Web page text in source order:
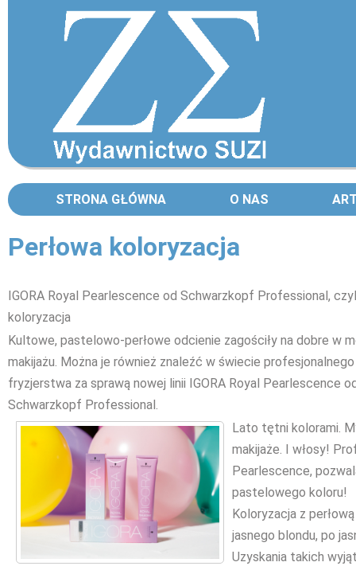
STRONA GŁÓWNA O NAS
Perłowa koloryzacja
IGORA Royal Pearlescence od Schwarzkopf Professional,
koloryzacja
Kultowe, pastelowo-perłowe odcienie zagościły na dobre w
makijażu. Można je również znaleźć w świecie profesjonalnego
fryzjerstwa za sprawą nowej linii IGORA Royal Pearlescence
Schwarzkopf Professional.
Lato tętni kolorami.
makijaże. I włosy!
Pearlescence,
pastelowego koloru!
Koloryzacja z
jasnego blondu, po
Uzyskania takich